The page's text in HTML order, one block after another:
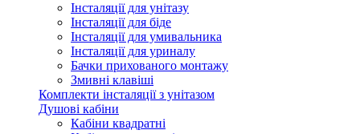
Інсталяції для унітазу
Інсталяції для біде
Інсталяції для умивальника
Інсталяції для уриналу
Бачки прихованого монтажу
Змивні клавіші
Комплекти інсталяції з унітазом
Душові кабіни
Кабіни квадратні